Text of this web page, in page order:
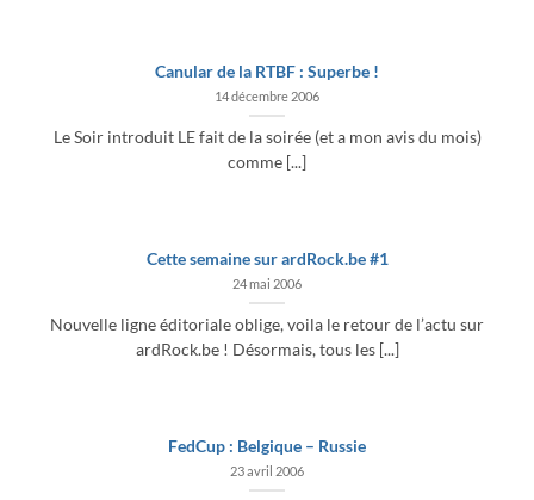
Canular de la RTBF : Superbe !
14 décembre 2006
Le Soir introduit LE fait de la soirée (et a mon avis du mois)
comme [...]
Cette semaine sur ardRock.be #1
24 mai 2006
Nouvelle ligne éditoriale oblige, voila le retour de l’actu sur
ardRock.be ! Désormais, tous les [...]
FedCup : Belgique – Russie
23 avril 2006